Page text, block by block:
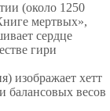
(около 1250
мертвых»,
сердце
гири
изображает хетт
балансовых весов